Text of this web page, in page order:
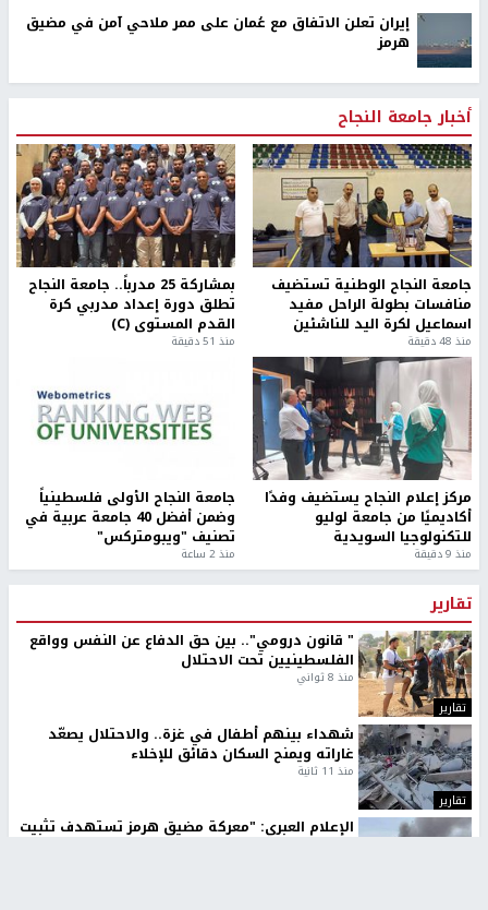
إيران تعلن الاتفاق مع عُمان على ممر ملاحي آمن في مضيق
هرمز
أخبار جامعة النجاح
جامعة النجاح الوطنية تستضيف
منافسات بطولة الراحل مفيد
اسماعيل لكرة اليد للناشئين
منذ 48 دقيقة
بمشاركة 25 مدرباً.. جامعة النجاح
تطلق دورة إعداد مدربي كرة
القدم المستوى (C)
منذ 51 دقيقة
مركز إعلام النجاح يستضيف وفدًا
أكاديميًا من جامعة لوليو
للتكنولوجيا السويدية
منذ 9 دقيقة
جامعة النجاح الأولى فلسطينياً
وضمن أفضل 40 جامعة عربية في
تصنيف "ويبومتركس"
منذ 2 ساعة
تقارير
تقارير
" قانون درومي".. بين حق الدفاع عن النفس وواقع
الفلسطينيين تحت الاحتلال
منذ 8 ثواني
تقارير
شهداء بينهم أطفال في غزة.. والاحتلال يصعّد
غاراته ويمنح السكان دقائق للإخلاء
منذ 11 ثانية
الإعلام العبري: "معركة مضيق هرمز تستهدف تثبيت